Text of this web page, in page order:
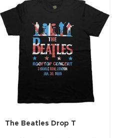
The Beatles Drop T